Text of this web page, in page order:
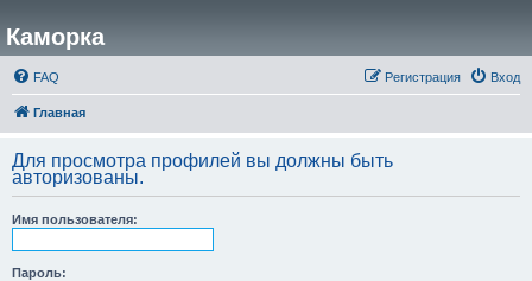
Каморка
FAQ Вход
Регистрация
Главная
Для просмотра профилей вы должны быть
авторизованы.
Имя пользователя:
Пароль: